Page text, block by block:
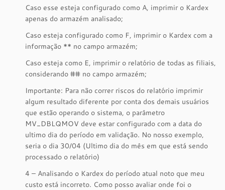
Caso esse esteja configurado como A, imprimir o Kardex
apenas do armazém analisado;
Caso esteja configurado como F, imprimir o Kardex com a
informação ** no campo armazém;
Caso esteja como E, imprimir o relatório de todas as filiais,
considerando ## no campo armazém;
Importante: Para não correr riscos do relatório imprimir
algum resultado diferente por conta dos demais usuários
que estão operando o sistema, o parâmetro
MV_DBLQMOV deve estar configurado com a data do
ultimo dia do período em validação. No nosso exemplo,
seria o dia 30/04 (Ultimo dia do mês em que está sendo
processado o relatório)
4 – Analisando o Kardex do período atual noto que meu
custo está incorreto. Como posso avaliar onde foi o